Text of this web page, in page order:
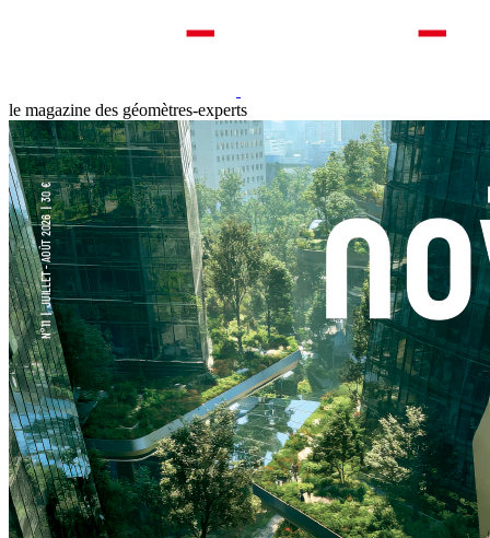
le magazine des géomètres-experts